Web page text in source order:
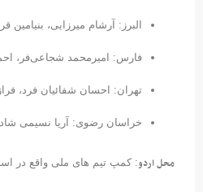
البرز: آرشام میرزایی، بنیامین
فارس: امیرمحمد شجاعی‌فر،
تهران: احسان شفائیان فرد،
خراسان رضوی: آریا نسیمی شاد
محل اردو: کمپ تیم های ملی واقع در